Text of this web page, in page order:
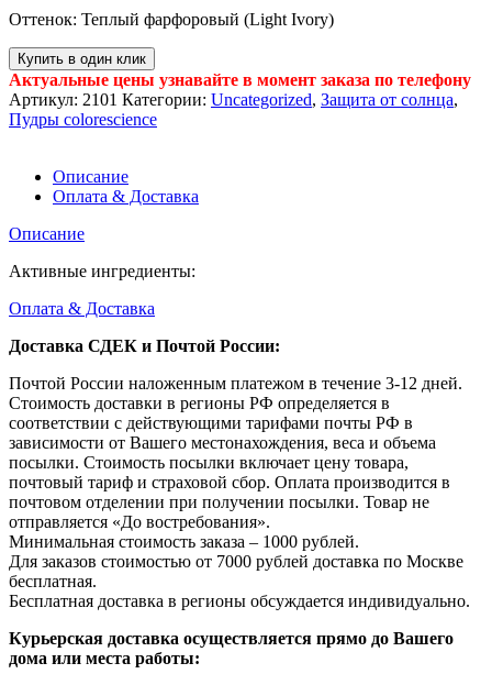
Оттенок: Теплый фарфоровый (Light Ivory)
Купить в один клик
Актуальные цены узнавайте в момент заказа по телефону
Артикул: 2101 Категории: Uncategorized, Защита от солнца,
Пудры colorescience
Описание
Оплата & Доставка
Описание
Активные ингредиенты:
Оплата & Доставка
Доставка СДЕК и Почтой России:
Почтой России наложенным платежом в течение 3-12 дней.
Стоимость доставки в регионы РФ определяется в
соответствии с действующими тарифами почты РФ в
зависимости от Вашего местонахождения, веса и объема
посылки. Стоимость посылки включает цену товара,
почтовый тариф и страховой сбор. Оплата производится в
почтовом отделении при получении посылки. Товар не
отправляется «До востребования».
Минимальная стоимость заказа – 1000 рублей.
Для заказов стоимостью от 7000 рублей доставка по Москве
бесплатная.
Бесплатная доставка в регионы обсуждается индивидуально.
Курьерская доставка осуществляется прямо до Вашего
дома или места работы: